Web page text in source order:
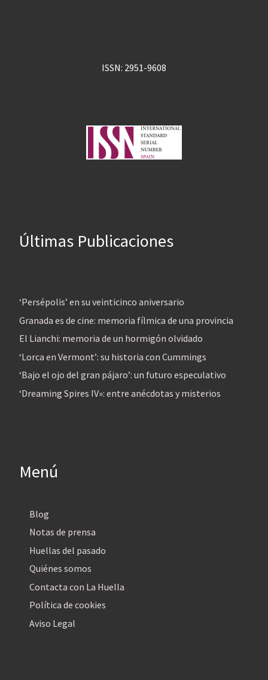
ISSN: 2951-9608
Últimas Publicaciones
‘Persépolis’ en su veinticinco aniversario
Granada es de cine: memoria fílmica de una provincia
El Lianchi: memoria de un hormigón olvidado
‘Lorca en Vermont’: su historia con Cummings
‘Bajo el ojo del gran pájaro’: un futuro especulativo
‘Dreaming Spires IV»: entre anécdotas y misterios
Menú
Blog
Notas de prensa
Huellas del pasado
Quiénes somos
Contacta con La Huella
Política de cookies
Aviso Legal